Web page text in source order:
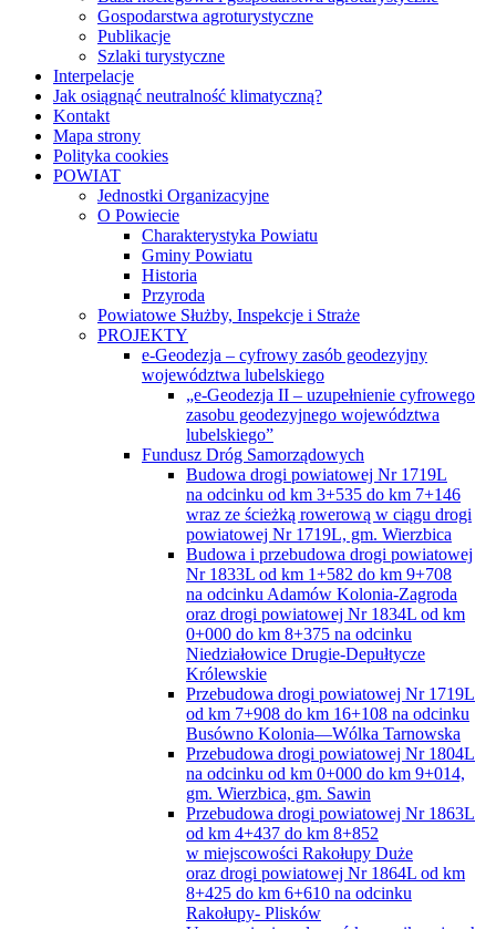
Gospodarstwa agroturystyczne
Publikacje
Szlaki turystyczne
Interpelacje
Jak osiągnąć neutralność klimatyczną?
Kontakt
Mapa strony
Polityka cookies
POWIAT
Jednostki Organizacyjne
O Powiecie
Charakterystyka Powiatu
Gminy Powiatu
Historia
Przyroda
Powiatowe Służby, Inspekcje i Straże
PROJEKTY
e-Geodezja – cyfrowy zasób geodezyjny
województwa lubelskiego
„e-Geodezja II – uzupełnienie cyfrowego
zasobu geodezyjnego województwa
lubelskiego”
Fundusz Dróg Samorządowych
Budowa drogi powiatowej Nr 1719L
na odcinku od km 3+535 do km 7+146
wraz ze ścieżką rowerową w ciągu drogi
powiatowej Nr 1719L, gm. Wierzbica
Budowa i przebudowa drogi powiatowej
Nr 1833L od km 1+582 do km 9+708
na odcinku Adamów Kolonia-Zagroda
oraz drogi powiatowej Nr 1834L od km
0+000 do km 8+375 na odcinku
Niedziałowice Drugie-Depułtycze
Królewskie
Przebudowa drogi powiatowej Nr 1719L
od km 7+908 do km 16+108 na odcinku
Busówno Kolonia—Wólka Tarnowska
Przebudowa drogi powiatowej Nr 1804L
na odcinku od km 0+000 do km 9+014,
gm. Wierzbica, gm. Sawin
Przebudowa drogi powiatowej Nr 1863L
od km 4+437 do km 8+852
w miejscowości Rakołupy Duże
oraz drogi powiatowej Nr 1864L od km
8+425 do km 6+610 na odcinku
Rakołupy- Plisków